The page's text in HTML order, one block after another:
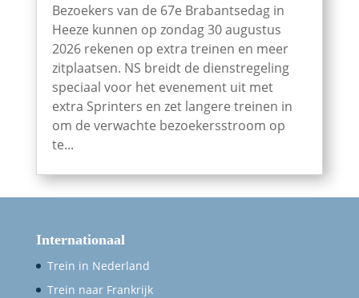
Bezoekers van de 67e Brabantsedag in
Heeze kunnen op zondag 30 augustus
2026 rekenen op extra treinen en meer
zitplaatsen. NS breidt de dienstregeling
speciaal voor het evenement uit met
extra Sprinters en zet langere treinen in
om de verwachte bezoekersstroom op
te...
Internationaal
Trein in Nederland
Trein naar Frankrijk